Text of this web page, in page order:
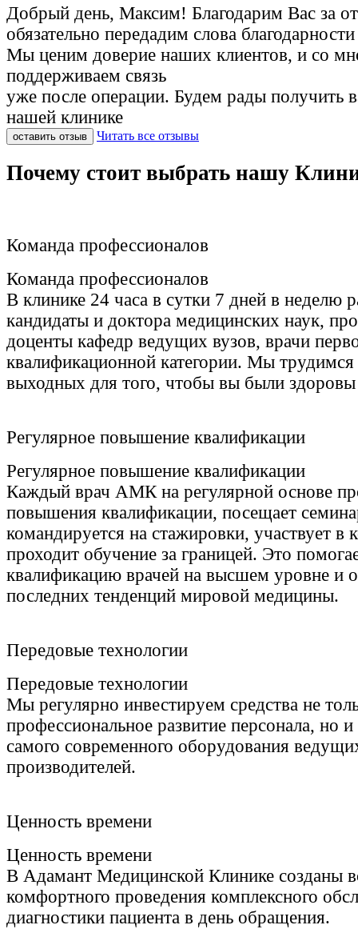
Добрый день, Максим! Благодарим Вас за
обязательно передадим слова
Мы ценим доверие наших клиентов, и со
поддерживаем связь
уже после операции. Будем рады получить
нашей клинике
оставить отзыв Читать все отзывы
Почему стоит выбрать нашу
Команда профессионалов
Команда профессионалов
В клинике 24 часа в сутки 7 дней в неделю
кандидаты и доктора медицинских наук,
доценты кафедр ведущих вузов, врачи
квалификационной категории. Мы трудимся
выходных для того, чтобы вы были здоровы
Регулярное повышение квалификации
Регулярное повышение квалификации
Каждый врач АМК на регулярной основе
повышения квалификации, посещает
командируется на стажировки, участвует в
проходит обучение за границей. Это
квалификацию врачей на высшем уровне и
последних тенденций мировой медицины.
Передовые технологии
Передовые технологии
Мы регулярно инвестируем средства не
профессиональное развитие персонала, но
самого современного оборудования
производителей.
Ценность времени
Ценность времени
В Адамант Медицинской Клинике созданы
комфортного проведения комплексного
диагностики пациента в день обращения.